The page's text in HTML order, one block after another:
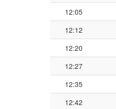
12:05
12:12
12:20
12:27
12:35
12:42